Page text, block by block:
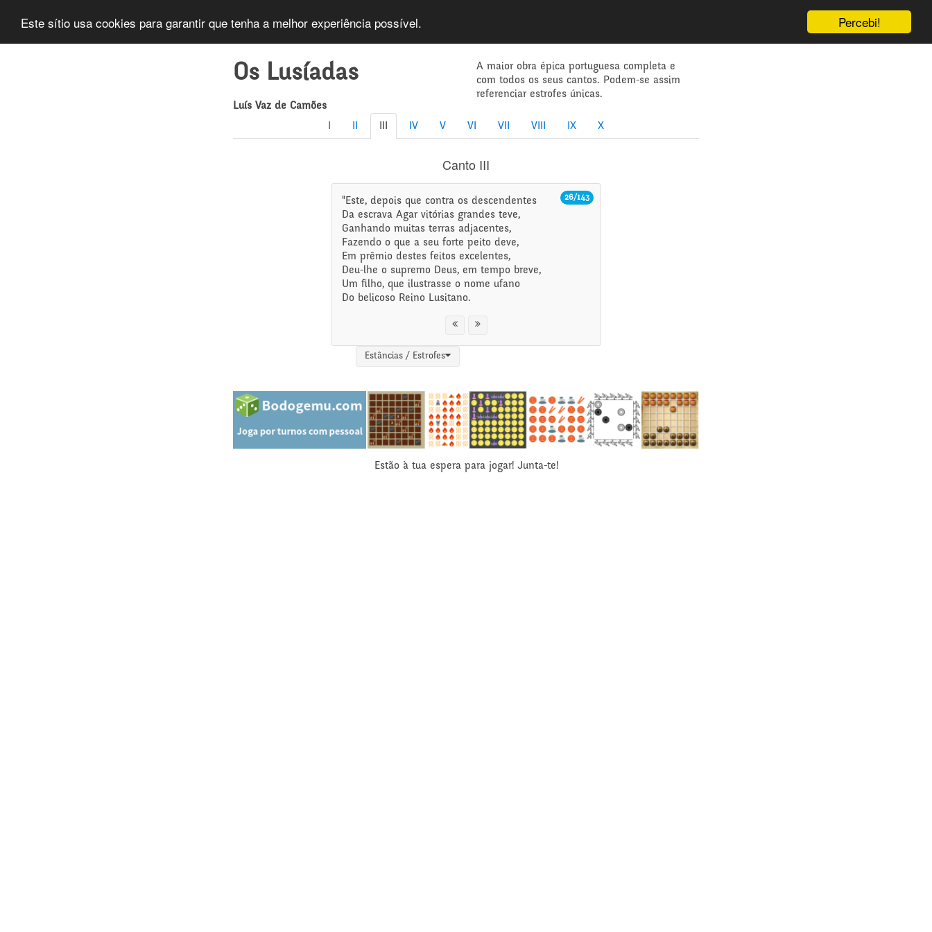
Percebi!
Este sítio usa cookies para garantir que tenha a melhor experiência possível.
Os Lusíadas
Luís Vaz de Camões
A maior obra épica portuguesa completa e
com todos os seus cantos. Podem-se assim
referenciar estrofes únicas.
IV V VI VII VIII IX X
Canto III
26/143
"Este, depois que contra os descendentes
Da escrava Agar vitórias grandes teve,
Ganhando muitas terras adjacentes,
Fazendo o que a seu forte peito deve,
Em prêmio destes feitos excelentes,
Deu-lhe o supremo Deus, em tempo breve,
Um filho, que ilustrasse o nome ufano
Do belicoso Reino Lusitano.
Estâncias / Estrofes
Estão à tua espera para jogar! Junta-te!